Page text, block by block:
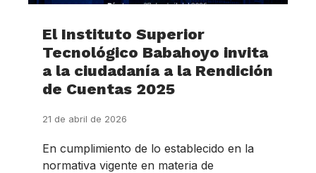
El Instituto Superior
Tecnológico Babahoyo invita
a la ciudadanía a la Rendición
de Cuentas 2025
21 de abril de 2026
En cumplimiento de lo establecido en la
normativa vigente en materia de